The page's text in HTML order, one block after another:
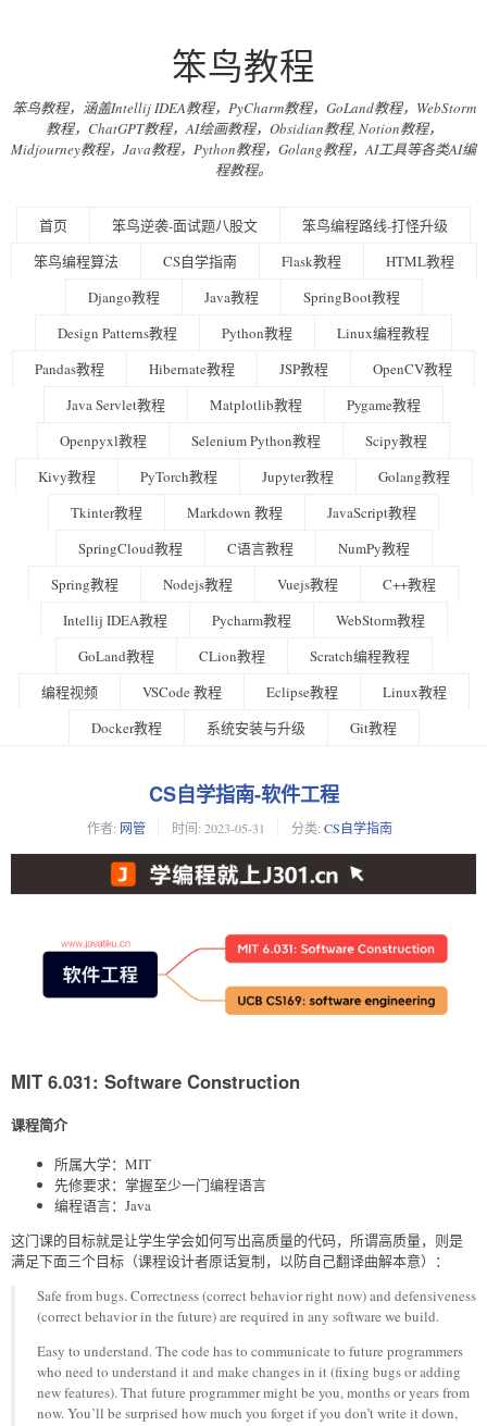
笨鸟教程
笨鸟教程，涵盖Intellij IDEA教程，PyCharm教程，GoLand教程，WebStorm
教程，ChatGPT教程，AI绘画教程，Obsidian教程, Notion教程，
Midjourney教程，Java教程，Python教程，Golang教程，AI工具等各类AI编
程教程。
首页 笨鸟逆袭-面试题八股文
笨鸟编程路线-打怪升级
笨鸟编程算法
CS自学指南 Flask教程
HTML教程
Django教程
Java教程
SpringBoot教程
Design Patterns教程
Python教程
Linux编程教程
Pandas教程
Hibernate教程 JSP教程
OpenCV教程
Java Servlet教程
Matplotlib教程
Pygame教程
Openpyxl教程
Selenium Python教程
Scipy教程
Kivy教程
PyTorch教程 Jupyter教程
Golang教程
Tkinter教程
Markdown 教程
JavaScript教程
SpringCloud教程
C语言教程
NumPy教程
Spring教程
Nodejs教程 Vuejs教程
C++教程
Intellij IDEA教程
Pycharm教程
WebStorm教程
GoLand教程
CLion教程
Scratch编程教程
编程视频
VSCode 教程 Eclipse教程
Linux教程
Docker教程
系统安装与升级 Git教程
CS自学指南-软件工程
作者: 网管 时间: 2023-05-31 分类: CS自学指南
MIT 6.031: Software Construction
课程简介
所属大学：MIT
先修要求：掌握至少一门编程语言
编程语言：Java
这门课的目标就是让学生学会如何写出高质量的代码，所谓高质量，则是
满足下面三个目标（课程设计者原话复制，以防自己翻译曲解本意）：
Safe from bugs. Correctness (correct behavior right now) and defensiveness
(correct behavior in the future) are required in any software we build.
Easy to understand. The code has to communicate to future programmers
who need to understand it and make changes in it (fixing bugs or adding
new features). That future programmer might be you, months or years from
now. You’ll be surprised how much you forget if you don’t write it down,